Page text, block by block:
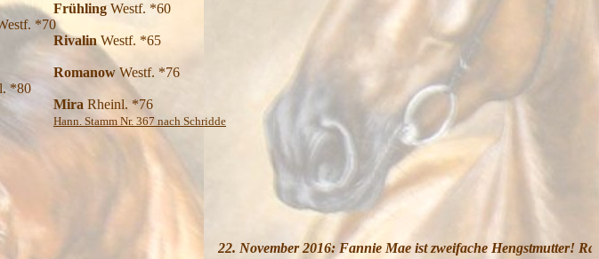
Frühling Westf. *60
*70
Westf. *65
RomanowWestf. *76
*80
Mira Rheinl. *76
Hann. Stamm Nr. 367 nach Schridde
22. November 2016: Fannie Mae ist zweifache Hengstmutter! Rasputin wird gekört!